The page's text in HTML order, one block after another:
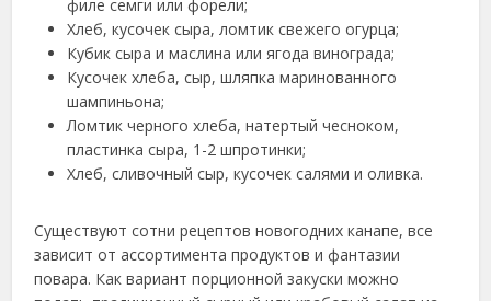
филе семги или форели;
Хлеб, кусочек сыра, ломтик свежего огурца;
Кубик сыра и маслина или ягода винограда;
Кусочек хлеба, сыр, шляпка маринованного
шампиньона;
Ломтик черного хлеба, натертый чесноком,
пластинка сыра, 1-2 шпротинки;
Хлеб, сливочный сыр, кусочек салями и оливка.
Существуют сотни рецептов новогодних канапе, все
зависит от ассортимента продуктов и фантазии
повара. Как вариант порционной закуски можно